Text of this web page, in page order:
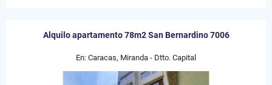
Alquilo apartamento 78m2 San Bernardino 7006
En: Caracas, Miranda - Dtto. Capital